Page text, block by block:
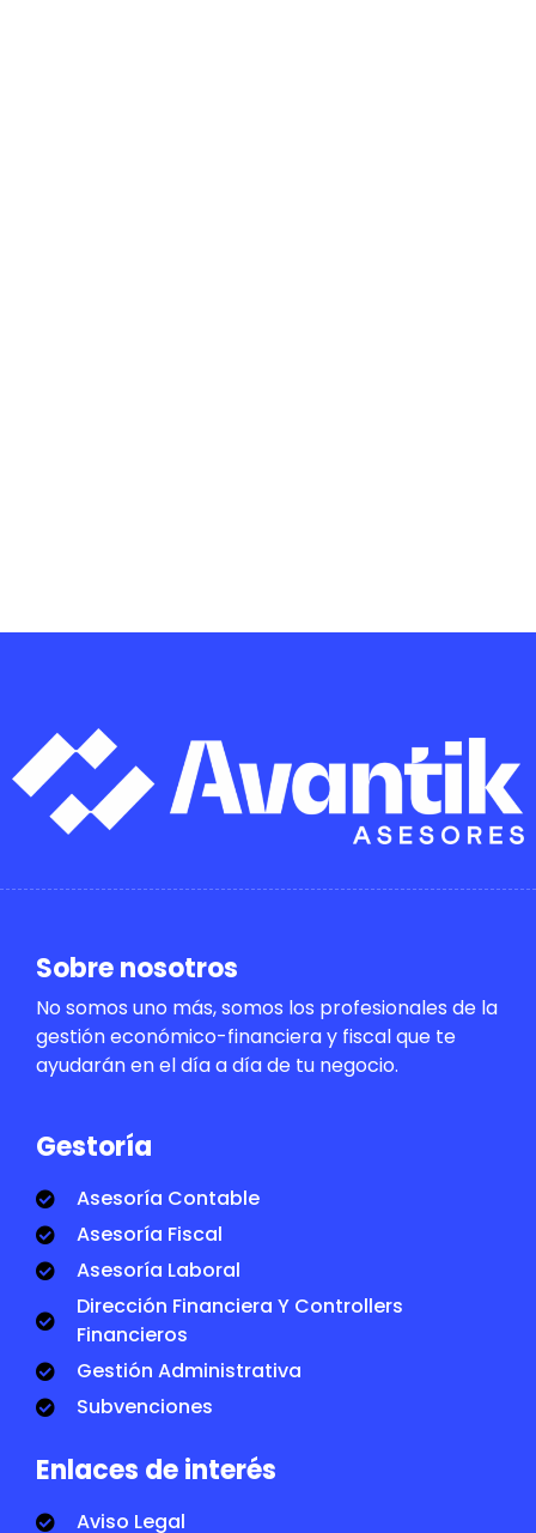
Sobre nosotros
No somos uno más, somos los profesionales de la
gestión económico-financiera y fiscal que te
ayudarán en el día a día de tu negocio.
Gestoría
Asesoría Contable
Asesoría Fiscal
Asesoría Laboral
Dirección Financiera Y Controllers
Financieros
Gestión Administrativa
Subvenciones
Enlaces de interés
Aviso Legal